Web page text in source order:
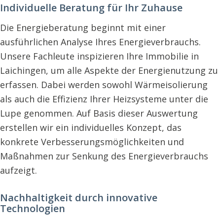
Individuelle Beratung für Ihr Zuhause
Die Energieberatung beginnt mit einer
ausführlichen Analyse Ihres Energieverbrauchs.
Unsere Fachleute inspizieren Ihre Immobilie in
Laichingen, um alle Aspekte der Energienutzung zu
erfassen. Dabei werden sowohl Wärmeisolierung
als auch die Effizienz Ihrer Heizsysteme unter die
Lupe genommen. Auf Basis dieser Auswertung
erstellen wir ein individuelles Konzept, das
konkrete Verbesserungsmöglichkeiten und
Maßnahmen zur Senkung des Energieverbrauchs
aufzeigt.
Nachhaltigkeit durch innovative
Technologien